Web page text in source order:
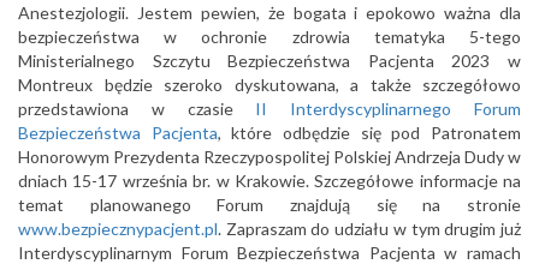
Anestezjologii. Jestem pewien, że bogata i epokowo ważna dla
bezpieczeństwa w ochronie zdrowia tematyka 5-tego
Ministerialnego Szczytu Bezpieczeństwa Pacjenta 2023 w
Montreux będzie szeroko dyskutowana, a także szczegółowo
przedstawiona w czasie II Interdyscyplinarnego Forum
Bezpieczeństwa Pacjenta, które odbędzie się pod Patronatem
Honorowym Prezydenta Rzeczypospolitej Polskiej Andrzeja Dudy w
dniach 15-17 września br. w Krakowie. Szczegółowe informacje na
temat planowanego Forum znajdują się na stronie
www.bezpiecznypacjent.pl. Zapraszam do udziału w tym drugim już
Interdyscyplinarnym Forum Bezpieczeństwa Pacjenta w ramach